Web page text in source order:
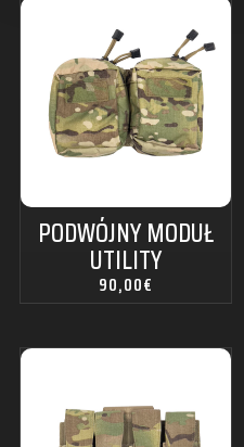
PODWÓJNY MODUŁ
UTILITY
90,00€